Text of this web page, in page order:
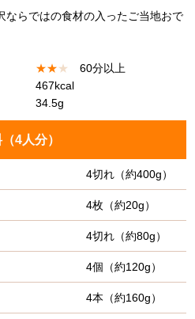
ならではの食材の入ったご当地おで
★★★
60分以上
467kcal
34.5g
4人分）
4切れ（約400g）
4枚（約20g）
4切れ（約80g）
4個（約120g）
4本（約160g）